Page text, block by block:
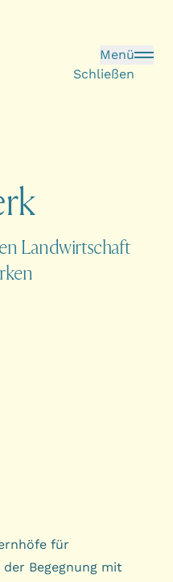
Menü
Schließen
rk
Landwirtschaft
für
Begegnung mit